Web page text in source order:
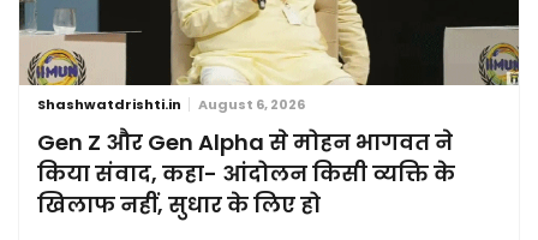
Shashwatdrishti.in August 6, 2026
Gen Z और Gen Alpha से मोहन भागवत ने
किया संवाद, कहा- आंदोलन किसी व्यक्ति के
खिलाफ नहीं, सुधार के लिए हो